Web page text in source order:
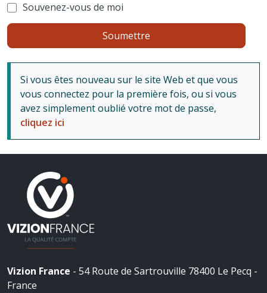
Souvenez-vous de moi
Si vous êtes nouveau sur le site Web et que vous
vous connectez pour la première fois, ou si vous
avez simplement oublié votre mot de passe,
cliquez ici
Vizion France - 54 Route de Sartrouville 78400 Le Pecq -
France